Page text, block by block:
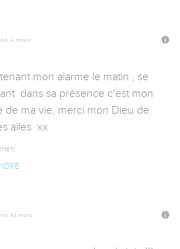
4 mois
mon alarme le matin , se
dans sa présence c'est mon
de ma vie, merci mon Dieu de
ailes  xx
10 mois